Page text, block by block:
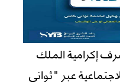
إكرامية الملك
عبر "ثواني